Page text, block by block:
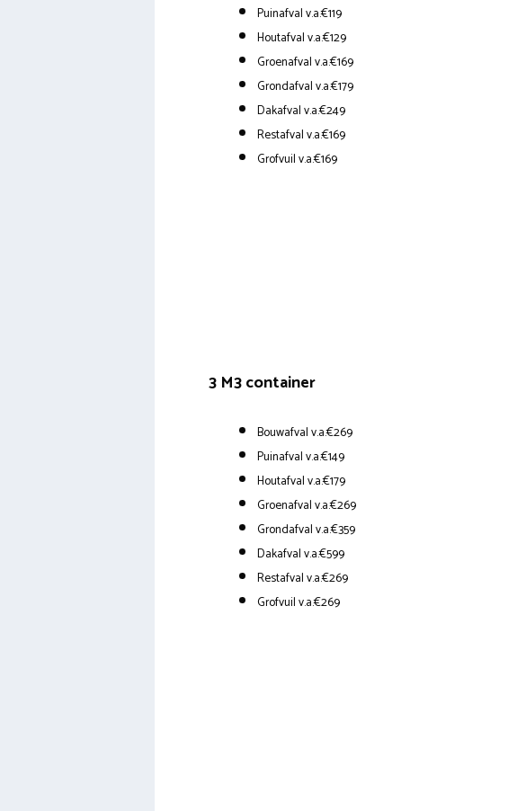
Puinafval v.a.€119
Houtafval v.a.€129
Groenafval v.a.€169
Grondafval v.a.€179
Dakafval v.a.€249
Restafval v.a.€169
Grofvuil v.a.€169
3 M3 container
Bouwafval v.a.€269
Puinafval v.a.€149
Houtafval v.a.€179
Groenafval v.a.€269
Grondafval v.a.€359
Dakafval v.a.€599
Restafval v.a.€269
Grofvuil v.a.€269